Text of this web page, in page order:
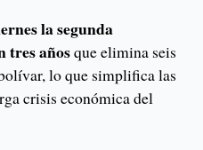
la segunda
tres añosque elimina seis
lo que simplifica las
crisis económica del